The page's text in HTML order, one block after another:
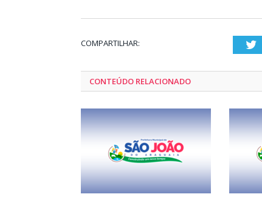
COMPARTILHAR:
CONTEÚDO RELACIONADO